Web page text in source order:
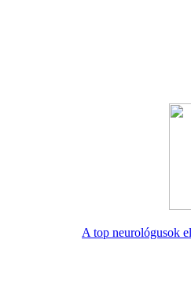
A top neurológusok